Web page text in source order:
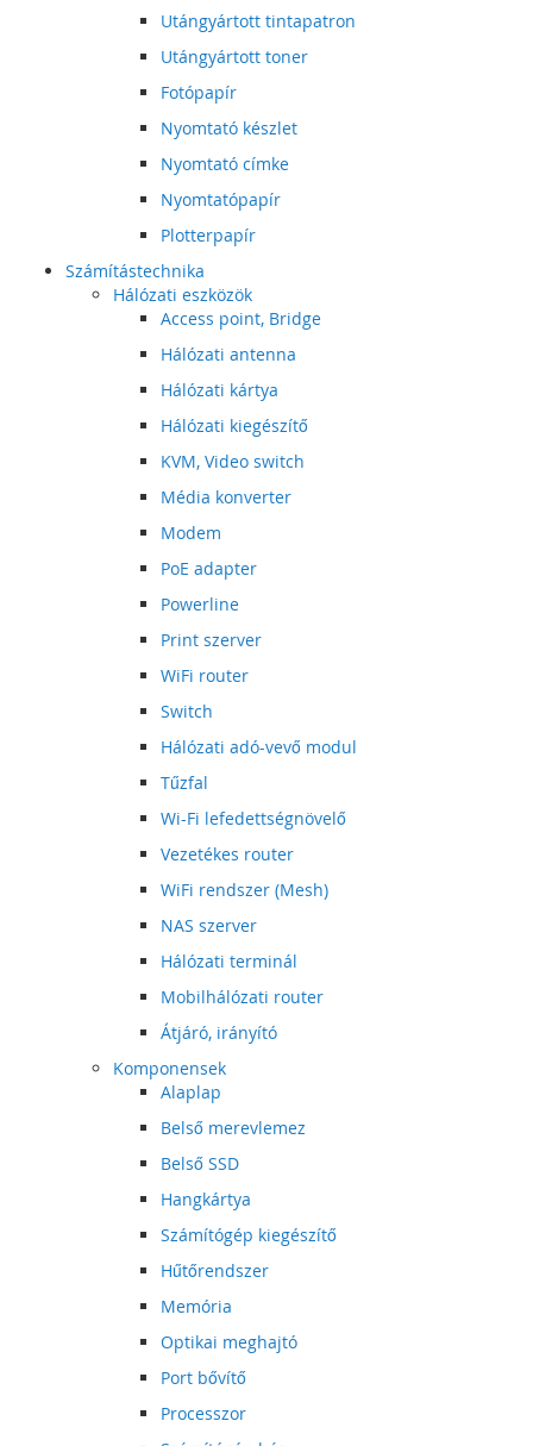
Utángyártott tintapatron
Utángyártott toner
Fotópapír
Nyomtató készlet
Nyomtató címke
Nyomtatópapír
Plotterpapír
Számítástechnika
Hálózati eszközök
Access point, Bridge
Hálózati antenna
Hálózati kártya
Hálózati kiegészítő
KVM, Video switch
Média konverter
Modem
PoE adapter
Powerline
Print szerver
WiFi router
Switch
Hálózati adó-vevő modul
Tűzfal
Wi-Fi lefedettségnövelő
Vezetékes router
WiFi rendszer (Mesh)
NAS szerver
Hálózati terminál
Mobilhálózati router
Átjáró, irányító
Komponensek
Alaplap
Belső merevlemez
Belső SSD
Hangkártya
Számítógép kiegészítő
Hűtőrendszer
Memória
Optikai meghajtó
Port bővítő
Processzor